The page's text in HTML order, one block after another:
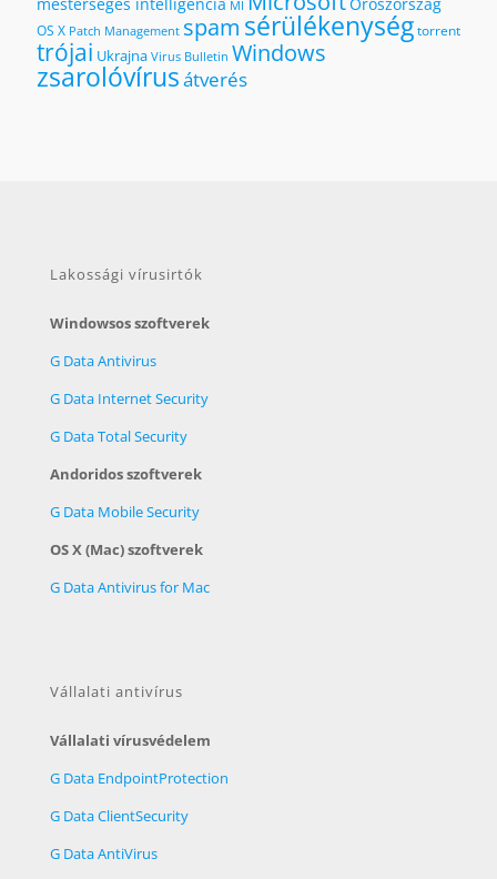
mesterséges intelligencia MI Oroszország
OS X Patch Management spam sérülékenységtorrent
trójai Ukrajna Virus Bulletin Windows
zsarolóvírusátverés
Lakossági vírusirtók
Windowsos szoftverek
G Data Antivirus
G Data Internet Security
G Data Total Security
Andoridos szoftverek
G Data Mobile Security
OS X (Mac) szoftverek
G Data Antivirus for Mac
Vállalati antivírus
Vállalati vírusvédelem
G Data EndpointProtection
G Data ClientSecurity
G Data AntiVirus